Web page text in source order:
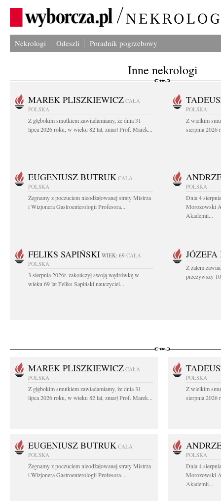
Nekrologi Odeszli Poradnik pogrzebowy
Inne nekrologi
MAREK PLISZKIEWICZ CAŁA
POLSKA
Z głębokim smutkiem zawiadamiamy, że dnia 31
lipca 2026 roku, w wieku 82 lat, zmarł Prof. Marek...
POLSKA
Z wielkim
sierpnia 2026
EUGENIUSZ BUTRUK CAŁA
POLSKA
Żegnamy z poczuciem nieodżałowanej straty Mistrza
i Wizjonera Gastroenterologii Profesora...
POLSKA
Dnia 4
Morozowski
Akademii...
FELIKS SAPIŃSKI WIEK: 69 CAŁA
POLSKA
3 sierpnia 2026r. zakończył swoją wędrówkę w
wieku 69 lat Feliks Sapiński nauczyciel...
Z żalem
przeżywszy
MAREK PLISZKIEWICZ CAŁA
POLSKA
Z głębokim smutkiem zawiadamiamy, że dnia 31
lipca 2026 roku, w wieku 82 lat, zmarł Prof. Marek...
POLSKA
Z wielkim
sierpnia 2026
EUGENIUSZ BUTRUK CAŁA
POLSKA
Żegnamy z poczuciem nieodżałowanej straty Mistrza
i Wizjonera Gastroenterologii Profesora...
POLSKA
Dnia 4
Morozowski
Akademii...